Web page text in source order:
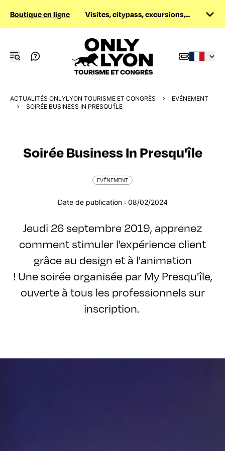
Boutique en ligne Visites, citypass, excursions,...
ACTUALITÉS ONLYLYON TOURISME ET CONGRÈS
EVÉNEMENT
SOIRÉE BUSINESS IN PRESQU'ÎLE
Soirée Business In Presqu'île
EVÉNEMENT
Date de publication : 08/02/2024
Jeudi 26 septembre 2019, apprenez
comment stimuler l'expérience client
grâce au design et à l'animation
! Une soirée organisée par My Presqu'île,
ouverte à tous les professionnels sur
inscription.